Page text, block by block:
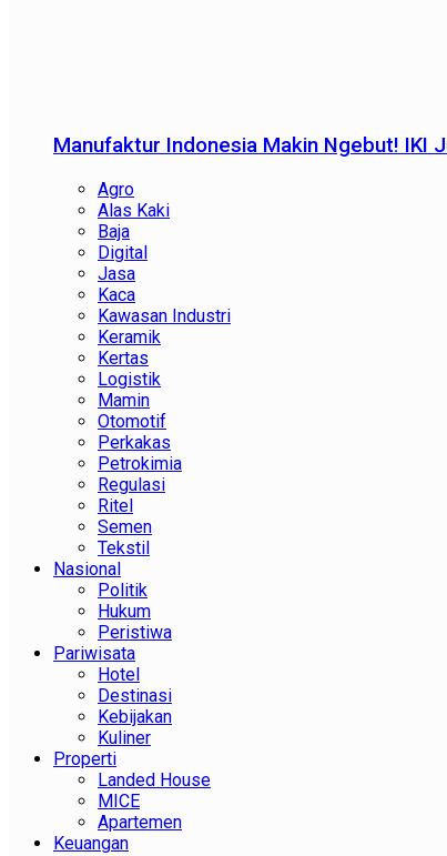
Manufaktur Indonesia Makin Ngebut! IKI
Agro
Alas Kaki
Baja
Digital
Jasa
Kaca
Kawasan Industri
Keramik
Kertas
Logistik
Mamin
Otomotif
Perkakas
Petrokimia
Regulasi
Ritel
Semen
Tekstil
Nasional
Politik
Hukum
Peristiwa
Pariwisata
Hotel
Destinasi
Kebijakan
Kuliner
Properti
Landed House
MICE
Apartemen
Keuangan